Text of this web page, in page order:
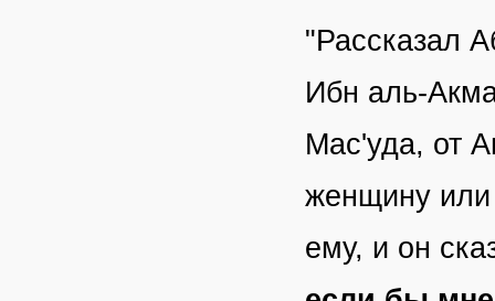
"Рассказал
Ибн аль-
Мас'уда, от
женщину или
ему, и он